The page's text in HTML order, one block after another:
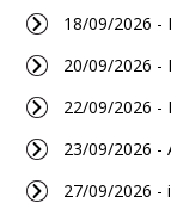
18/09/2026 -
20/09/2026 -
22/09/2026 -
23/09/2026 -
27/09/2026 -